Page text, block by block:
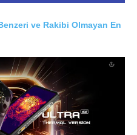
ve Rakibi Olmayan En